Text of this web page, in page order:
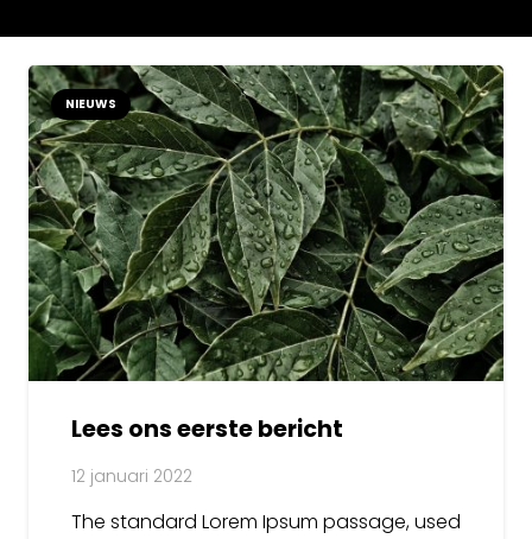
NIEUWS
Lees ons eerste bericht
12 januari 2022
The standard Lorem Ipsum passage, used